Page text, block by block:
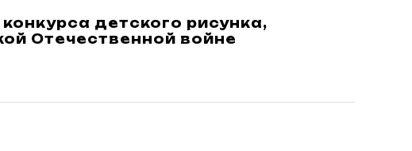
детского рисунка,
Отечественной войне